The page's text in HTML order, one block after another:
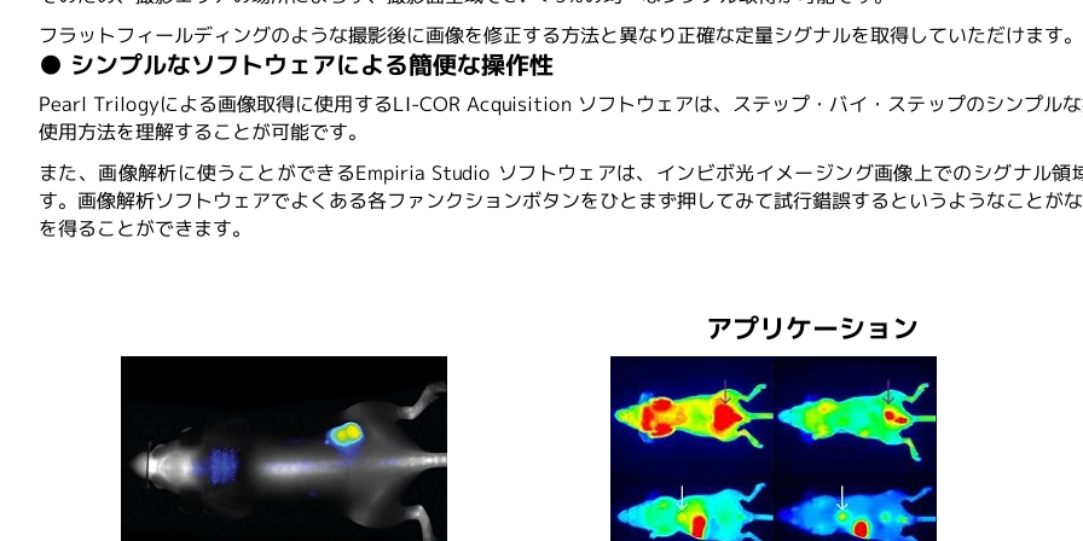
フラットフィールディングのような撮影後に画像を修正する方法と異なり正確な定量シグナルを取得していただけます。
● シンプルなソフトウェアによる簡便な操作性
Pearl Trilogyによる画像取得に使用するLI-COR Acquisition ソフトウェアは、ステップ・バイ・ステップのシンプル
使用方法を理解することが可能です。
また、画像解析に使うことができるEmpiria Studio ソフトウェアは、インビボ光イメージング画像上でのシグナル
す。画像解析ソフトウェアでよくある各ファンクションボタンをひとまず押してみて試行錯誤するというようなことが
を得ることができます。
アプリケーション